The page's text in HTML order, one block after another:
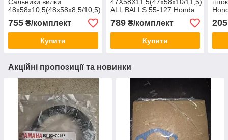
Сальники вилки
48x58x10,5(48x58x8,5/10,5)
Honda CRF250-
450/Yamaha YZ250 -125-
450/Suzuki RMZ
755 ₴/комплект
Купити
47X58X11,5(47x58x10/11,5)
ALL BALLS 55-127 Honda
CRF250-450/Kawasaki
KX250F/Suzuki DRZ/Suzuki
RM
789₴/комплект
Купити
205
Акційні пропозиції та новинки